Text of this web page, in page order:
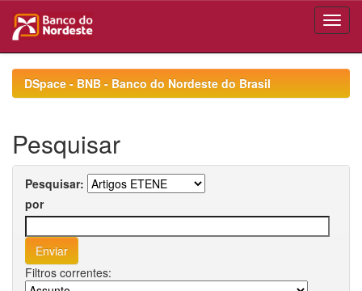
navigationDSpace - BNB - Banco do Nordeste do Brasil
Pesquisar
Pesquisar:
por
Filtros correntes: